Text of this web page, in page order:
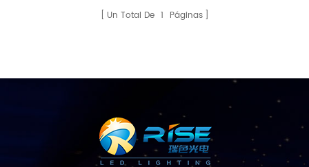
cubierta de led, luces de
trayectoria de LED, luces
de entrada de LED, luces
luces de empotrar de LED
Un Total De 1 Páginas